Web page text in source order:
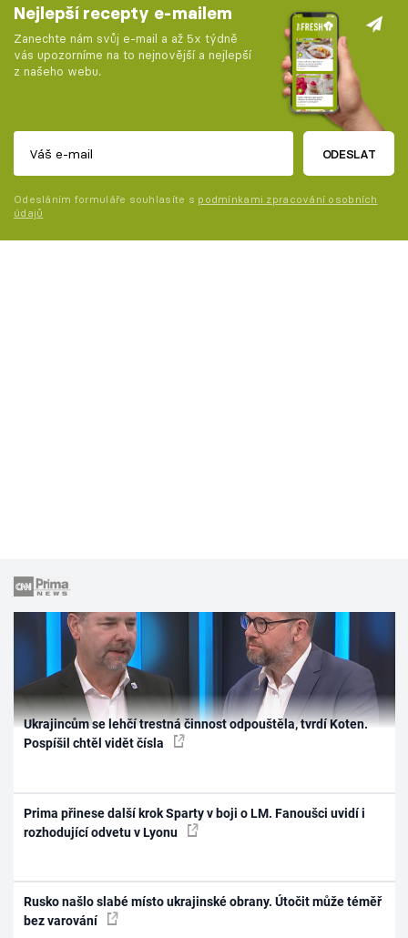
Nejlepší recepty e-mailem
Zanechte nám svůj e-mail a až 5x týdně
vás upozorníme na to nejnovější a nejlepší
z našeho webu.
ODESLAT
Odesláním formuláře souhlasíte s podmínkami zpracování osobních
údajů
Ukrajincům se lehčí trestná činnost odpouštěla, tvrdí Koten.
Pospíšil chtěl vidět čísla
Prima přinese další krok Sparty v boji o LM. Fanoušci uvidí i
rozhodující odvetu v Lyonu
Rusko našlo slabé místo ukrajinské obrany. Útočit může téměř
bez varování